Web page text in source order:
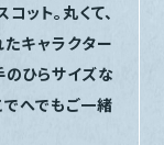
ット。丸くて、
たキャラクター
のひらサイズな
でへでもご一緒